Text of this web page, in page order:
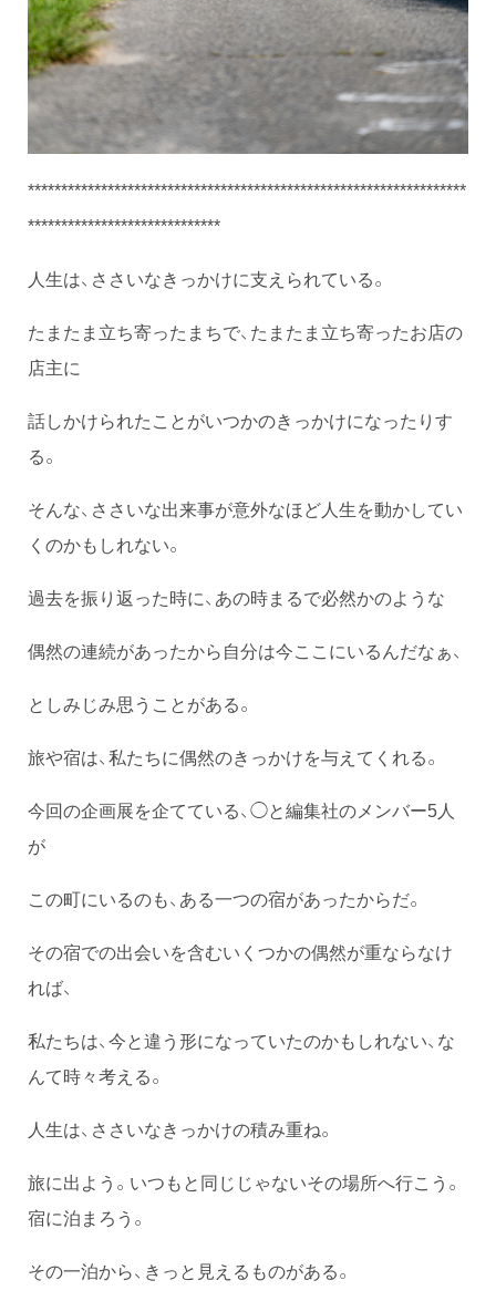
******************************************************************
*****************************
人生は、ささいなきっかけに支えられている。
たまたま立ち寄ったまちで、たまたま立ち寄ったお店の
店主に
話しかけられたことがいつかのきっかけになったりす
る。
そんな、ささいな出来事が意外なほど人生を動かしてい
くのかもしれない。
過去を振り返った時に、あの時まるで必然かのような
偶然の連続があったから自分は今ここにいるんだなぁ、
としみじみ思うことがある。
旅や宿は、私たちに偶然のきっかけを与えてくれる。
今回の企画展を企てている、◯と編集社のメンバー5人
が
この町にいるのも、ある一つの宿があったからだ。
その宿での出会いを含むいくつかの偶然が重ならなけ
れば、
私たちは、今と違う形になっていたのかもしれない、な
んて時々考える。
人生は、ささいなきっかけの積み重ね。
旅に出よう。いつもと同じじゃないその場所へ行こう。
宿に泊まろう。
その一泊から、きっと見えるものがある。